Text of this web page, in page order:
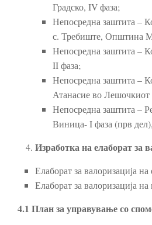
Градско, IV фаза;
Непосредна заштита –
с. Требиште, Општина
Непосредна заштита –
II фаза;
Непосредна заштита –
Атанасие во
Непосредна заштита –
Виница- I фаза (прв
Изработка на елаборат за
Елаборат за валоризација
Елаборат за валоризација
4.1 План за управување со